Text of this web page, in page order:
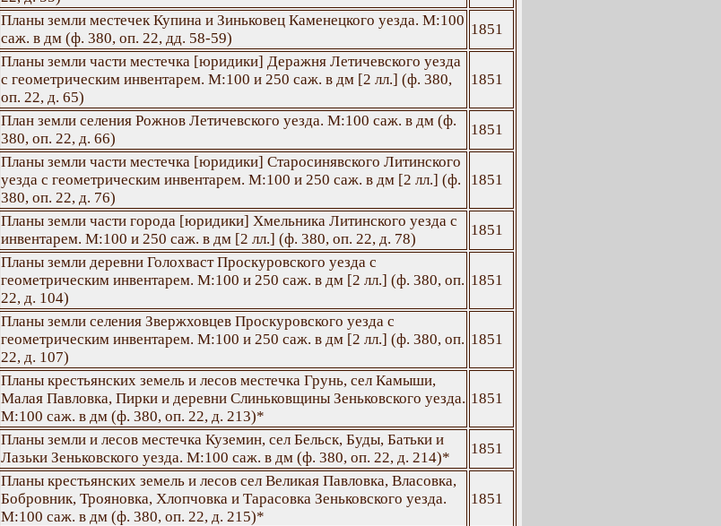
Планы земли местечек Купина и Зиньковец Каменецкого уезда. М:100
саж. в дм (ф. 380, оп. 22, дд. 58-59)
1851
Планы земли части местечка [юридики] Деражня Летичевского уезда
с геометрическим инвентарем. М:100 и 250 саж. в дм [2 лл.] (ф. 380,
оп. 22, д. 65)
1851
План земли селения Рожнов Летичевского уезда. М:100 саж. в дм (ф.
380, оп. 22, д. 66)
1851
Планы земли части местечка [юридики] Старосинявского Литинского
уезда с геометрическим инвентарем. М:100 и 250 саж. в дм [2 лл.] (ф.
380, оп. 22, д. 76)
1851
Планы земли части города [юридики] Хмельника Литинского уезда с
инвентарем. М:100 и 250 саж. в дм [2 лл.] (ф. 380, оп. 22, д. 78)
1851
Планы земли деревни Голохваст Проскуровского уезда с
геометрическим инвентарем. М:100 и 250 саж. в дм [2 лл.] (ф. 380, оп.
22, д. 104)
1851
Планы земли селения Звержховцев Проскуровского уезда с
геометрическим инвентарем. М:100 и 250 саж. в дм [2 лл.] (ф. 380, оп.
22, д. 107)
1851
Планы крестьянских земель и лесов местечка Грунь, сел Камыши,
Малая Павловка, Пирки и деревни Слиньковщины Зеньковского уезда.
М:100 саж. в дм (ф. 380, оп. 22, д. 213)*
1851
Планы земли и лесов местечка Куземин, сел Бельск, Буды, Батьки и
Лазьки Зеньковского уезда. М:100 саж. в дм (ф. 380, оп. 22, д. 214)*
1851
Планы крестьянских земель и лесов сел Великая Павловка, Власовка,
Бобровник, Трояновка, Хлопчовка и Тарасовка Зеньковского уезда.
М:100 саж. в дм (ф. 380, оп. 22, д. 215)*
1851